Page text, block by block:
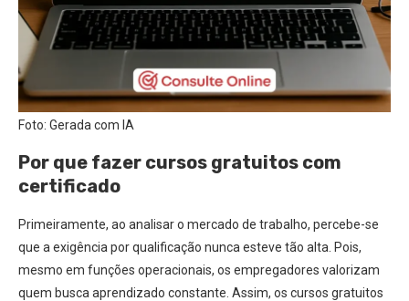
Foto: Gerada com IA
Por que fazer cursos gratuitos com
certificado
Primeiramente, ao analisar o mercado de trabalho, percebe-se
que a exigência por qualificação nunca esteve tão alta. Pois,
mesmo em funções operacionais, os empregadores valorizam
quem busca aprendizado constante. Assim, os cursos gratuitos